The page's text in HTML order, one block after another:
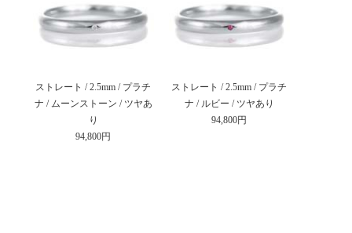
ストレート / 2.5mm / プラチ
ナ / ムーンストーン / ツヤあ
り
94,800円
ストレート / 2.5mm / プラチ
ナ / ルビー / ツヤあり
94,800円